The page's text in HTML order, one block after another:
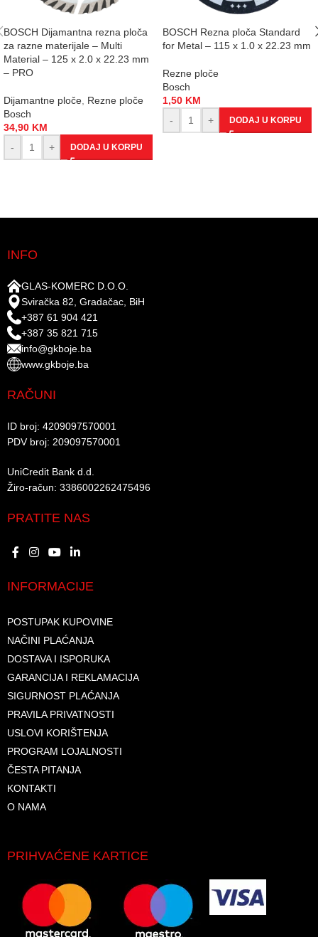
BOSCH Dijamantna rezna ploča
za razne materijale – Multi
Material – 125 x 2.0 x 22.23 mm
– PRO
Dijamantne ploče Rezne ploče
Bosch
34,90 KM
-
+ DODAJ U KORPU
BOSCH Rezna ploča Standard
for Metal – 115 x 1.0 x 22.23 mm
Rezne ploče
Bosch
1,50 KM
-
+ DODAJ U KORPU
INFO
GLAS-KOMERC D.O.O.
Sviračka 82, Gradačac, BiH
+387 61 904 421
+387 35 821 715
info@gkboje.ba
www.gkboje.ba
RAČUNI
ID broj: 4209097570001​
PDV broj: 209097570001 ​
UniCredit Bank d.d.​
Žiro-račun: 3386002262475496​​
PRATITE NAS
INFORMACIJE
POSTUPAK KUPOVINE
NAČINI PLAĆANJA
DOSTAVA I ISPORUKA
GARANCIJA I REKLAMACIJA
SIGURNOST PLAĆANJA
PRAVILA PRIVATNOSTI
USLOVI KORIŠTENJA
PROGRAM LOJALNOSTI
ČESTA PITANJA
KONTAKTI
O NAMA
PRIHVAĆENE KARTICE